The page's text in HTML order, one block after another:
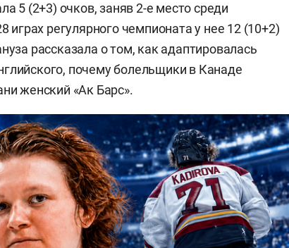
5 (2+3) очков, заняв 2-е место среди
регулярного чемпионата у нее 12 (10+2)
рассказала о том, как адаптировалась
почему болельщики в Канаде
женский «Ак Барс».